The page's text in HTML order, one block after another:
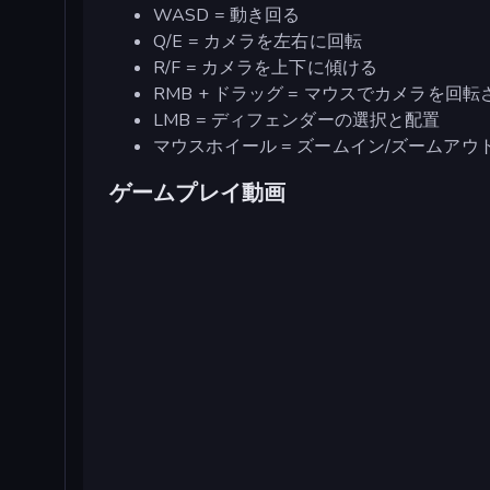
WASD = 動き回る
Q/E = カメラを左右に回転
R/F = カメラを上下に傾ける
RMB + ドラッグ = マウスでカメラを回転
LMB = ディフェンダーの選択と配置
マウスホイール = ズームイン/ズームアウ
ゲームプレイ動画